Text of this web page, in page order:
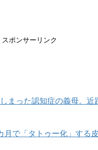
ジへ
スポンサーリンク
まった認知症の義母。
で「タトゥー化」する